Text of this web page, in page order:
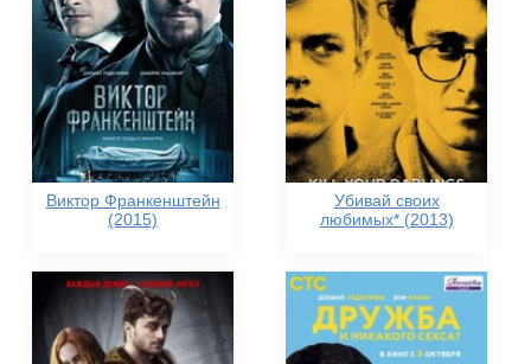
Виктор Франкенштейн
(2015)
Убивай своих
любимых* (2013)